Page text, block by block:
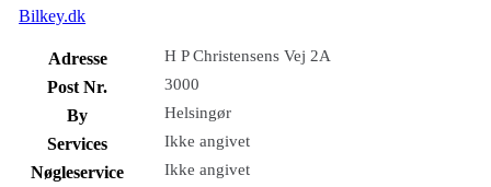
Bilkey.dk
Adresse H P Christensens Vej 2A
Post Nr. 3000
By Helsingør
Services Ikke angivet
Nøgleservice Ikke angivet